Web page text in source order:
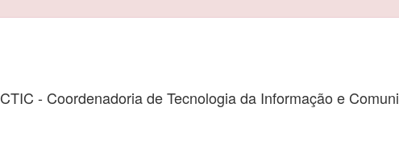
CTIC - Coordenadoria de Tecnologia da Informação e